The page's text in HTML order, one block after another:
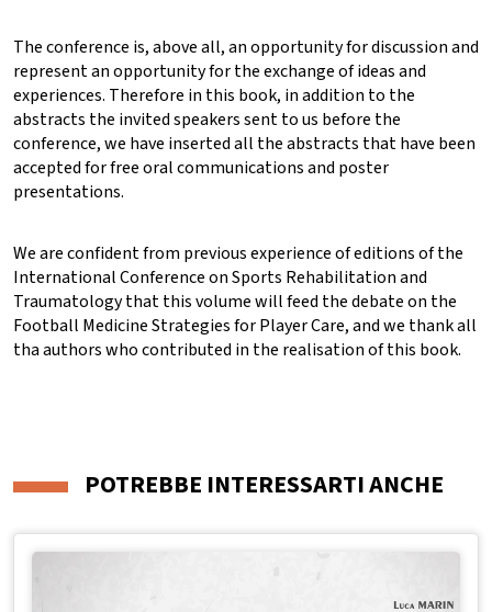
The conference is, above all, an opportunity for discussion and
represent an opportunity for the exchange of ideas and
experiences. Therefore in this book, in addition to the
abstracts the invited speakers sent to us before the
conference, we have inserted all the abstracts that have been
accepted for free oral communications and poster
presentations.
We are confident from previous experience of editions of the
International Conference on Sports Rehabilitation and
Traumatology that this volume will feed the debate on the
Football Medicine Strategies for Player Care, and we thank all
tha authors who contributed in the realisation of this book.
POTREBBE INTERESSARTI ANCHE